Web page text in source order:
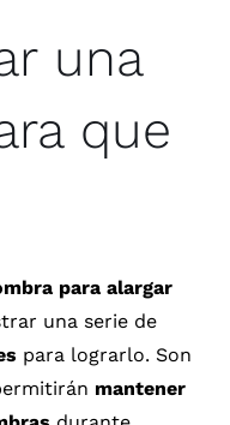
una
que
para alargar
una serie de
para lograrlo. Son
mantener